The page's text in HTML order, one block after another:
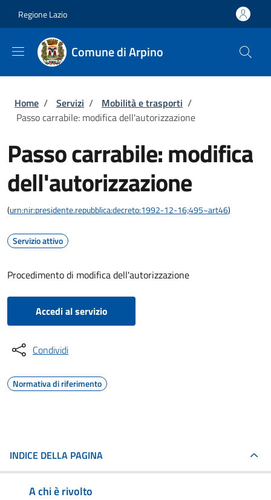
Regione Lazio
Comune di Arpino
Briciole di pane
Home / Servizi / Mobilità e trasporti /
Passo carrabile: modifica dell'autorizzazione
Passo carrabile: modifica
dell'autorizzazione
(urn:nir:presidente.repubblica:decreto:1992-12-16;495~art46)
Servizio attivo
Procedimento di modifica dell'autorizzazione
Accedi al servizio
Condividi
Normativa di riferimento
INDICE DELLA PAGINA
A chi è rivolto